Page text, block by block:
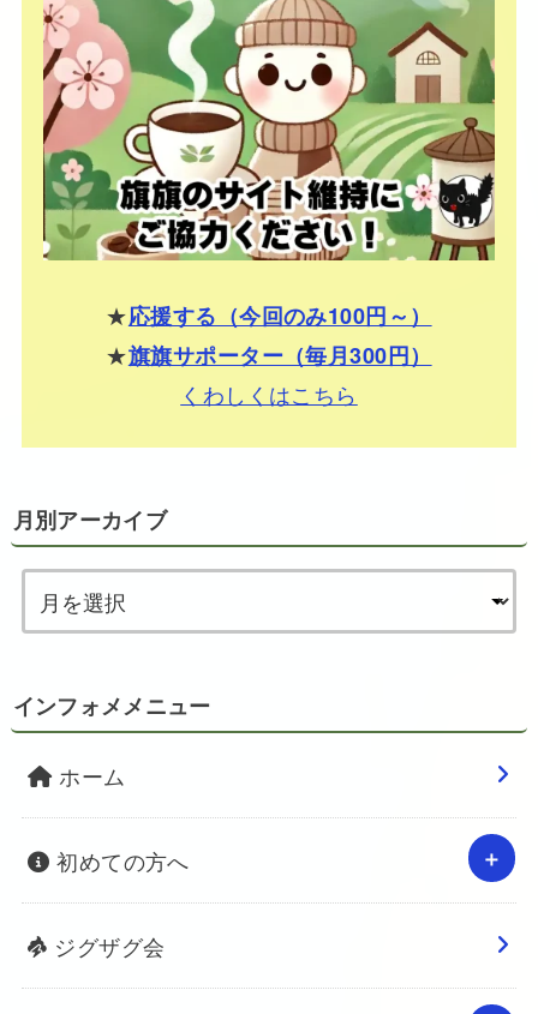
★応援する（今回のみ100円～）
★旗旗サポーター（毎月300円）
くわしくはこちら
月別アーカイブ
インフォメメニュー
ホーム
初めての方へ
ジグザグ会